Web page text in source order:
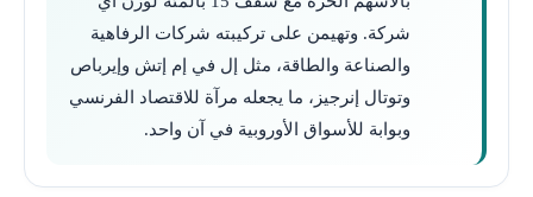
شركة. وتهيمن على تركيبته شركات الرفاهية
والصناعة والطاقة، مثل إل في إم إتش وإيرباص
وتوتال إنرجيز، ما يجعله مرآة للاقتصاد الفرنسي
وبوابة للأسواق الأوروبية في آن واحد.